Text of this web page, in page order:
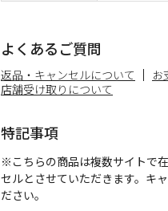
よくあるご質問
返品・キャンセルについて お
店舗受け取りについて
特記事項
※こちらの商品は複数サイトで
セルとさせていただきます。キ
ださい。